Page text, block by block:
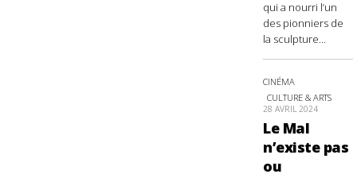
qui a nourri l’un
des pionniers de
la sculpture...
CINÉMA
CULTURE & ARTS
28 AVRIL 2024
Le Mal
n’existe pas
ou